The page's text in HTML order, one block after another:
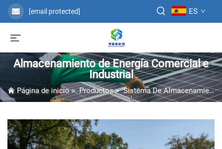
[email protected] ES
Almacenamiento de Energía Comercial e
Industrial
Página de inicio>Productos>Sistema De Almacenamiento De Energía